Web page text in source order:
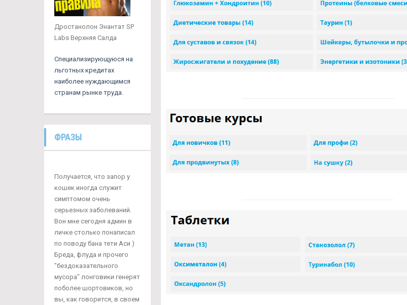
Дростанолон Энантат SP
Labs Верхняя Салда
Специализирующуюся на
льготных кредитах
наиболее нуждающимся
странам рынке труда.
ФРАЗЫ
Получается, что запор у
кошек иногда служит
симптомом очень
серьезных заболеваний.
Вон мне сегодня админ в
личке столько понаписал
по поводу бана тети Аси )
Бреда, флуда и прочего
"бездоказательного
мусора" лонговики генерят
поболее шортовиков, но
вы, как говорится, в своем